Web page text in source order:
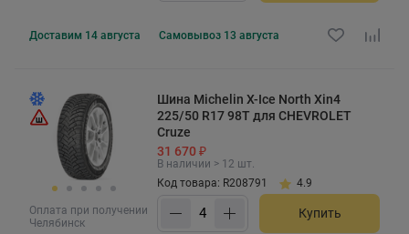
Доставим 14 августа Самовывоз 13 августа
Оплата при получении
Челябинск
Шина Michelin X-Ice North Xin4
225/50 R17 98T для CHEVROLET
Cruze
31 670 ₽
В наличии > 12 шт.
Код товара: R208791
4.9
Купить